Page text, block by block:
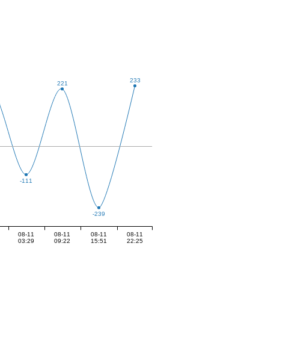
-111
221
-239
233
08-11
03:29
08-11
09:22
08-11
15:51
08-11
22:25